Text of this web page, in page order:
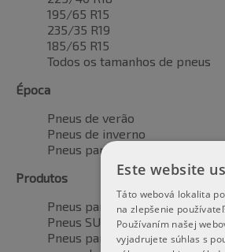
195/65 R15
235/35 R19
185/65 R15
Todos os tamanhos de pneus
Época
Pneus de verão
Pneus de inverno
Pneus para todas as estações
Produtos
Pneus para automóveis
Pneus SUV / 4x4
Pneus para veículos de
Este website
Táto webová lokalita
na zlepšenie
Používaním našej
vyjadrujete súhlas s